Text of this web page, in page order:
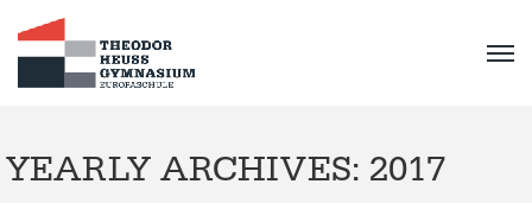
YEARLY ARCHIVES: 2017